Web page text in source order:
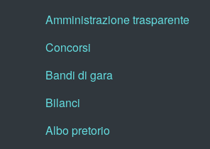
Amministrazione trasparente
Concorsi
Bandi di gara
Bilanci
Albo pretorio